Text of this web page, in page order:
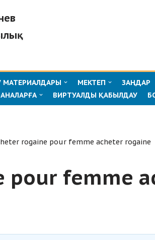
МАТЕРИАЛДАРЫ МЕКТЕП ЗАҢДАР
ВИРТУАЛДЫ ҚАБЫЛДАУ
rogaine pour femme acheter rogaine
pour femme